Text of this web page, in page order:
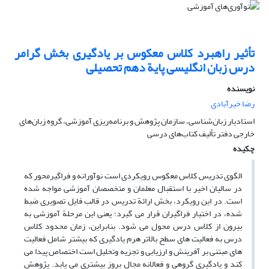
تأثیر راهبرد کلاس معکوس بر یادگیری بخش گرامر
درس زبان انگلیسی پایة دهم تحصیلی
نویسنده
رضا خیرآبادی
استادیار زبان‌شناسی، سازمان پژوهش و برنامه‌ریزی آموزشی، گروه زبان‌های
خارجی دفتر تألیف کتاب‌های درسی
چکیده
الگوی تدریس کلاس معکوس رویکردی است نوآورانه و فراگیرمحور که
در سالیان اخیر با استقبال معلمان و متخصصان آموزشی مواجه شده
است. در این رویکرد، بخش ارائة تدریس در قالب فایل تصویری ضبط
شده، در اختیار فراگیران قرار می گیرد؛ یعنی این مرحلة آموزشی به
بیرون از کلاس درس محول می شود. بنابراین، زمان محدود کلاس
درس به فعالیت های سطح بالاتر هرم یادگیری که بیشتر شامل فعالیت
های مبتنی بر آفرینش و ارزیابی و تجزیه وتحلیل است اختصاص پیدا می
کند و یادگیری گروهی و فعالانه مجال بروز بیشتری می یابد. پژوهش